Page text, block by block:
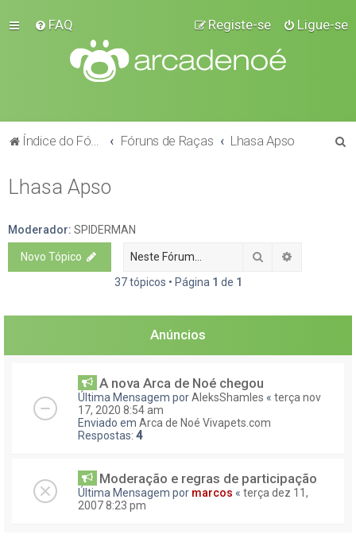
FAQ Ligue-se
Registe-se
Índice do Fórum Fóruns de Raças Lhasa Apso
r
Lhasa Apso
Moderador: SPIDERMAN
Novo Tópico Pesquisar
37 tópicos • Página 1 de 1
Anúncios
A nova Arca de Noé chegou
Última Mensagem porAleksShamles « terça nov
17, 2020 8:54 am
Enviado em Arca de Noé Vivapets.com
Respostas: 4
Moderação e regras de participação
Última Mensagem por marcos « terça dez 11,
2007 8:23 pm